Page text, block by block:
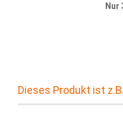
Nur
Dieses Produkt ist